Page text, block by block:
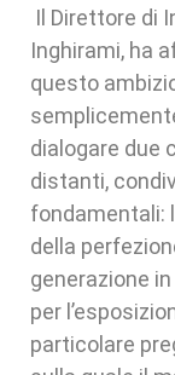
Il Direttore di
Inghirami, ha
questo
dialogare due
distanti,
fondamentali:
della
generazione
per
particolare